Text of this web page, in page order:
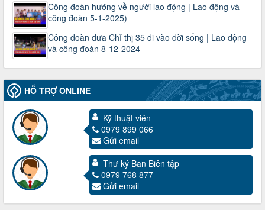
Công đoàn hướng về người lao động | Lao động và
công đoàn 5-1-2025)
Công đoàn đưa Chỉ thị 35 đi vào đời sống | Lao động
và công đoàn 8-12-2024
HỖ TRỢ ONLINE
Kỹ thuật viên
0979 899 066
Gửi email
Thư ký Ban Biên tập
0979 768 877
Gửi email